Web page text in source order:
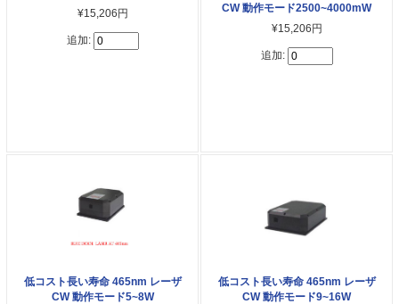
¥15,206円
追加:
CW 動作モード2500~4000mW
¥15,206円
追加:
低コスト長い寿命 465nm レーザ
CW 動作モード5~8W
低コスト長い寿命 465nm レーザ
CW 動作モード9~16W